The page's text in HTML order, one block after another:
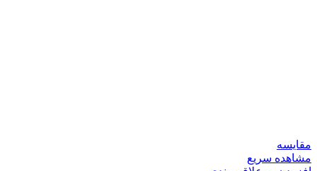
مقایسه
مشاهده سریع